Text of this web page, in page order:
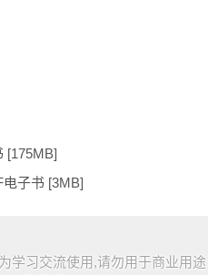
[175MB]
子书 [3MB]
学习交流使用,请勿用于商业用途